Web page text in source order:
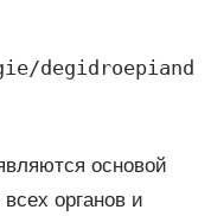
degidroepiand
основой
органов и